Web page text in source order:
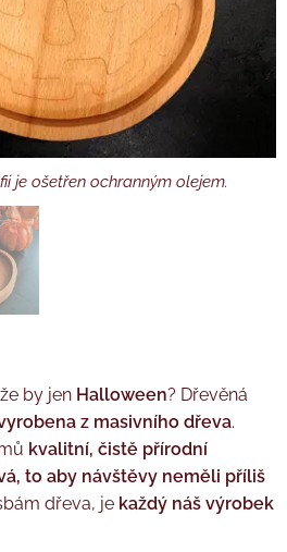
je ošetřen ochranným olejem.
by jen Halloween? Dřevěná
z masivního dřeva.
kvalitní, čistě přírodní
to aby návštěvy neměli příliš
dřeva, je každý náš výrobek